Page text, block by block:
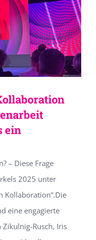
ein
– Diese Frage
2025 unter
Kollaboration“.Die
eine engagierte
Rusch, Iris